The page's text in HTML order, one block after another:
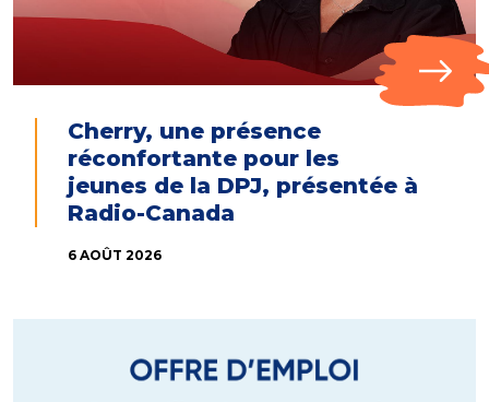
Cherry, une présence
réconfortante pour les
jeunes de la DPJ, présentée à
Radio-Canada
6 AOÛT 2026